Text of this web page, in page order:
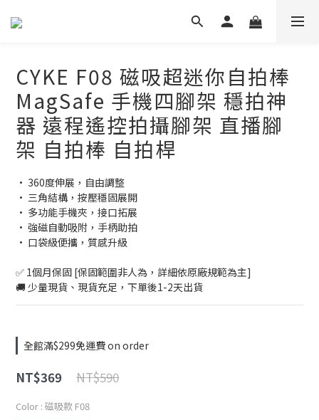
CYKE F08 磁吸超迷你自拍棒
MagSafe 手機四腳架 穩拍神
器 遠程遙控拍攝腳架 直播腳
架 自拍棒 自拍桿
• 360度伸展，自由調整
• 三角結構，按壓穩固展開
• 多功能手機夾，接口拓展
• 強磁自動吸附，手柄助拍
• 口袋級便攜，質感升級
✅ 1個月保固 [保固範圍非人為，詳細依原廠規範為主]
🚚 少量現貨、現貨充足，下單後1-2天出貨
全館滿$299免運費 on order
NT$590
NT$369
Color : 磁吸款 F08